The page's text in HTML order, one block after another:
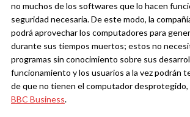
no muchos de los softwares que lo hacen
seguridad necesaria. De este modo, la
podrá aprovechar los computadores para
durante sus tiempos muertos; estos no
programas sin conocimiento sobre sus
funcionamiento y los usuarios a la vez podrán
de que no tienen el computador desprotegido,
BBC Business.